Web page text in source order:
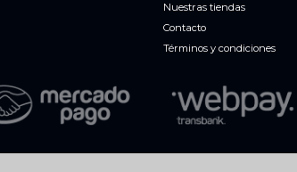
Nuestras tiendas
Contacto
Términos y condiciones